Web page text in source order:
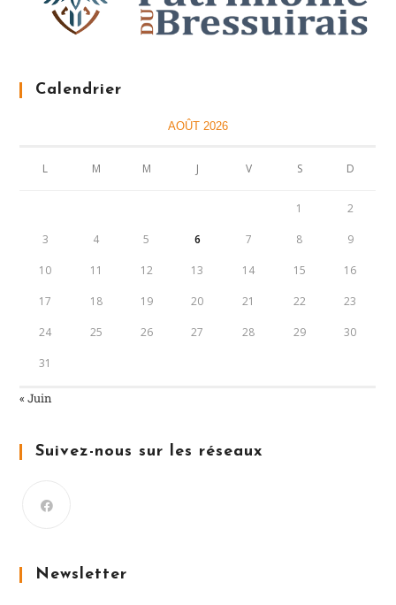
Calendrier
AOÛT 2026
L M M J V S D
1 2
3 4 5 6 7 8 9
10 11 12 13 14 15 16
17 18 19 20 21 22 23
24 25 26 27 28 29 30
31
« Juin
Suivez-nous sur les réseaux
Newsletter